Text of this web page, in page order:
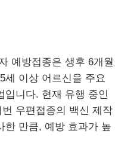
예방접종은 생후 6개월
세 이상 어르신을 주요
입니다. 현재 유행 중인
우편접종의 백신 제작
한 만큼, 예방 효과가 높